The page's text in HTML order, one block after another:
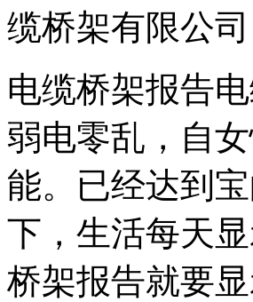
缆桥架有限公司
电缆桥架报告
弱电零乱，自
能。已经达到
下，生活每天
桥架报告就要